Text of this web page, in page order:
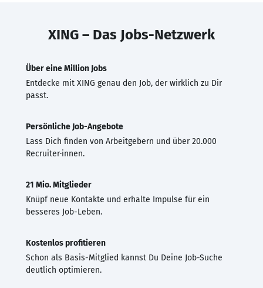
XING – Das Jobs-Netzwerk
Über eine Million Jobs
Entdecke mit XING genau den Job, der wirklich zu Dir
passt.
Persönliche Job-Angebote
Lass Dich finden von Arbeitgebern und über 20.000
Recruiter·innen.
21 Mio. Mitglieder
Knüpf neue Kontakte und erhalte Impulse für ein
besseres Job-Leben.
Kostenlos profitieren
Schon als Basis-Mitglied kannst Du Deine Job-Suche
deutlich optimieren.